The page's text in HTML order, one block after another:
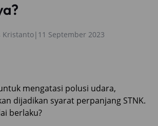
Kristanto| 11 September 2023
mengatasi polusi udara,
dijadikan syarat perpanjang STNK.
berlaku?